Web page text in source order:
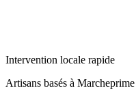
Intervention locale rapide
Artisans basés à Marcheprime